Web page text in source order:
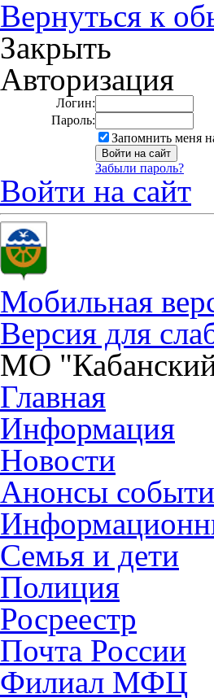
Вернуться к
Закрыть
Авторизация
Логин:
Пароль:
Запомнить меня
Забыли пароль?
Войти на сайт
Мобильная
Версия для
МО
Главная
Информация
Новости
Анонсы
Семья и дети
Полиция
Росреестр
Почта России
Филиал МФЦ